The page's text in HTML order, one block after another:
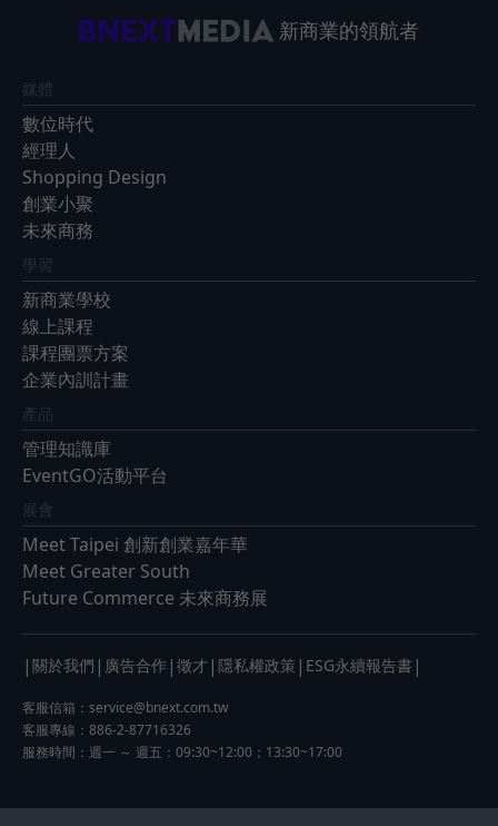
新商業的領航者
媒體
數位時代
經理人
Shopping Design
創業小聚
未來商務
學習
新商業學校
線上課程
課程團票方案
企業內訓計畫
產品
管理知識庫
EventGO活動平台
展會
Meet Taipei 創新創業嘉年華
Meet Greater South
Future Commerce 未來商務展
| 關於我們 | 廣告合作 | 徵才 | 隱私權政策 | ESG永續報告書 |
客服信箱： service@bnext.com.tw
客服專線：886-2-87716326
服務時間：週一 ～ 週五：09:30~12:00；13:30~17:00